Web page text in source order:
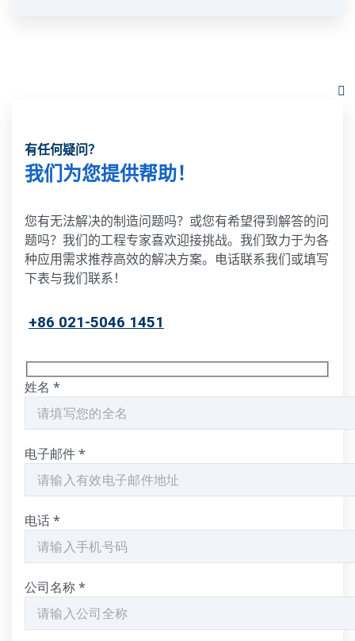
有任何疑问？
我们为您提供帮助！
您有无法解决的制造问题吗？或您有希望得到解答的问
题吗？我们的工程专家喜欢迎接挑战。我们致力于为各
种应用需求推荐高效的解决方案。电话联系我们或填写
下表与我们联系！
+86 021-5046 1451
姓名 *
电子邮件*
电话*
公司名称*